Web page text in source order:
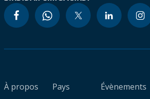
À propos
Pays
Évènements